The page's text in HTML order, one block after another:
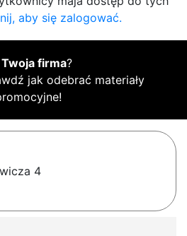
aby się zalogować.
firma?
jak odebrać materiały
4